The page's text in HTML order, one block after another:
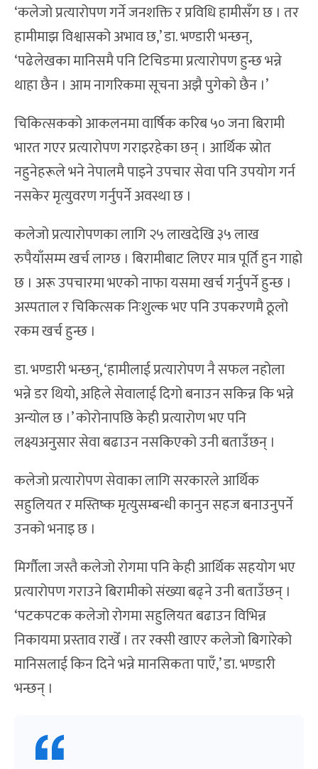
‘कलेजो प्रत्यारोपण गर्ने जनशक्ति र प्रविधि हामीसँग छ । तर
हामीमाझ विश्वासको अभाव छ,’ डा. भण्डारी भन्छन्,
‘पढेलेखका मानिसमै पनि टिचिङमा प्रत्यारोपण हुन्छ भन्ने
थाहा छैन । आम नागरिकमा सूचना अझै पुगेको छैन ।’
चिकित्सकको आकलनमा वार्षिक करिब ५० जना बिरामी
भारत गएर प्रत्यारोपण गराइरहेका छन् । आर्थिक स्रोत
नहुनेहरूले भने नेपालमै पाइने उपचार सेवा पनि उपयोग गर्न
नसकेर मृत्युवरण गर्नुपर्ने अवस्था छ ।
कलेजो प्रत्यारोपणका लागि २५ लाखदेखि ३५ लाख
रुपैयाँसम्म खर्च लाग्छ । बिरामीबाट लिएर मात्र पूर्ति हुन गाह्रो
छ । अरू उपचारमा भएको नाफा यसमा खर्च गर्नुपर्ने हुन्छ ।
अस्पताल र चिकित्सक निःशुल्क भए पनि उपकरणमै ठूलो
रकम खर्च हुन्छ ।
डा. भण्डारी भन्छन्, ‘हामीलाई प्रत्यारोपण नै सफल नहोला
भन्ने डर थियो, अहिले सेवालाई दिगो बनाउन सकिन्न कि भन्ने
अन्योल छ ।’ कोरोनापछि केही प्रत्यारोण भए पनि
लक्ष्यअनुसार सेवा बढाउन नसकिएको उनी बताउँछन् ।
कलेजो प्रत्यारोपण सेवाका लागि सरकारले आर्थिक
सहुलियत र मस्तिष्क मृत्युसम्बन्धी कानुन सहज बनाउनुपर्ने
उनको भनाइ छ ।
मिर्गौला जस्तै कलेजो रोगमा पनि केही आर्थिक सहयोग भए
प्रत्यारोपण गराउने बिरामीको संख्या बढ्ने उनी बताउँछन् ।
‘पटकपटक कलेजो रोगमा सहुलियत बढाउन विभिन्न
निकायमा प्रस्ताव राखेँ । तर रक्सी खाएर कलेजो बिगारेको
मानिसलाई किन दिने भन्ने मानसिकता पाएँ,’ डा. भण्डारी
भन्छन् ।